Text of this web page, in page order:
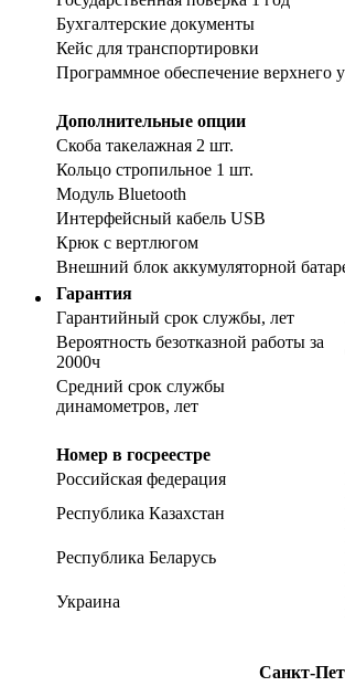
Бухгалтерские документы
Кейс для транспортировки
Программное обеспечение верхнего
Дополнительные опции
Скоба такелажная 2 шт.
Кольцо стропильное 1 шт.
Модуль Bluetooth
Интерфейсный кабель USB
Крюк с вертлюгом
Внешний блок аккумуляторной
Гарантия
Гарантийный срок службы, лет
Вероятность безотказной работы за
2000ч
Средний срок службы
динамометров, лет
Номер в госреестре
Российская федерация
Республика Казахстан
Республика Беларусь
Украина
Санкт-